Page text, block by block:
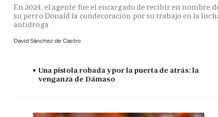
En 2024, el agente fue el encargado de recibir en nombre
su perro Donald la condecoración por su trabajo en la
antidroga
David Sánchez de Castro
Una pistola robada y por la puerta de atrás: la
venganza de Dámaso